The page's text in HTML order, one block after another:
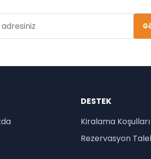
DESTEK
Kiralama Koşulları
Rezervasyon